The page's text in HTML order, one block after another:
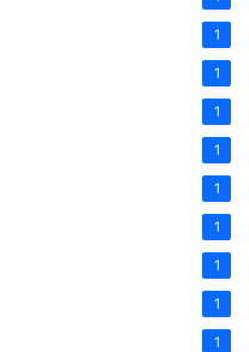
1
1
1
1
1
1
1
1
1